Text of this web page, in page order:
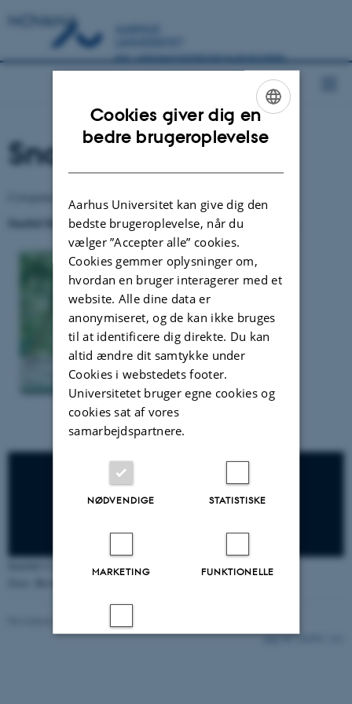
NOVANA
Snæbel
Coregonus oxyrhynchus
Snæbel blev sidst rapporteret i 2014. Se rapporten herunder.
Coregonus oxyrhynchus
128595 / i31
ENGLISH
Cookies giver dig en
bedre brugeroplevelse
Aarhus Universitet kan give dig den
bedste brugeroplevelse, når du
vælger ”Accepter alle” cookies.
Cookies gemmer oplysninger om,
hvordan en bruger interagerer med et
website. Alle dine data er
anonymiseret, og de kan ikke bruges
til at identificere dig direkte. Du kan
altid ændre dit samtykke under
Cookies i webstedets footer.
Universitetet bruger egne cookies og
cookies sat af vores
samarbejdspartnere.
NØDVENDIGE STATISTISKE
MARKETING FUNKTIONELLE